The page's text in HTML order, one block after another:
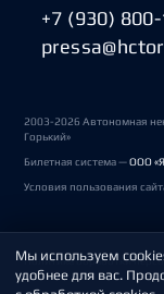
+7 (930)
2003-2026 Автономная
Горький»
Билетная система —ООО
Условия пользования
Политика обработки
Мы используем
удобнее для вас.